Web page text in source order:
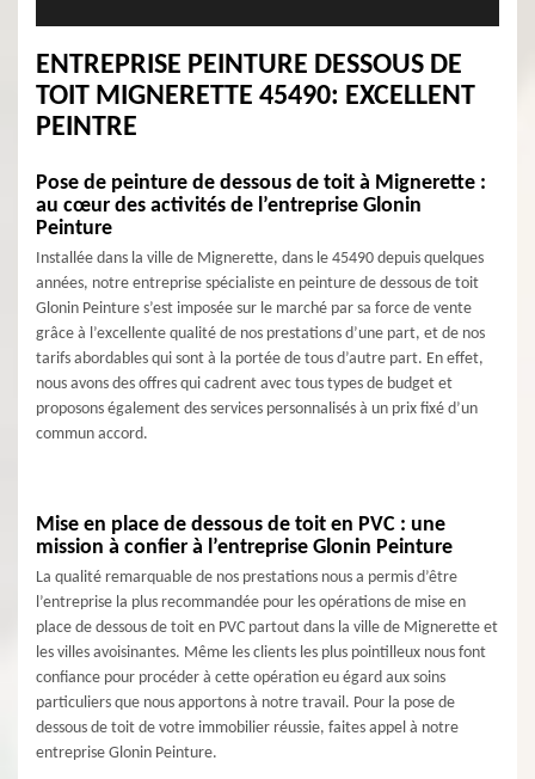
ENTREPRISE PEINTURE DESSOUS DE
TOIT MIGNERETTE 45490: EXCELLENT
PEINTRE
Pose de peinture de dessous de toit à Mignerette :
au cœur des activités de l’entreprise Glonin
Peinture
Installée dans la ville de Mignerette, dans le 45490 depuis quelques
années, notre entreprise spécialiste en peinture de dessous de toit
Glonin Peinture s’est imposée sur le marché par sa force de vente
grâce à l’excellente qualité de nos prestations d’une part, et de nos
tarifs abordables qui sont à la portée de tous d’autre part. En effet,
nous avons des offres qui cadrent avec tous types de budget et
proposons également des services personnalisés à un prix fixé d’un
commun accord.
Mise en place de dessous de toit en PVC : une
mission à confier à l’entreprise Glonin Peinture
La qualité remarquable de nos prestations nous a permis d’être
l’entreprise la plus recommandée pour les opérations de mise en
place de dessous de toit en PVC partout dans la ville de Mignerette et
les villes avoisinantes. Même les clients les plus pointilleux nous font
confiance pour procéder à cette opération eu égard aux soins
particuliers que nous apportons à notre travail. Pour la pose de
dessous de toit de votre immobilier réussie, faites appel à notre
entreprise Glonin Peinture.